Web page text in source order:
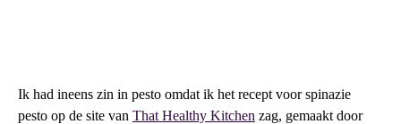
Ik had ineens zin in pesto omdat ik het recept voor spinazie
pesto op de site van That Healthy Kitchen zag, gemaakt door